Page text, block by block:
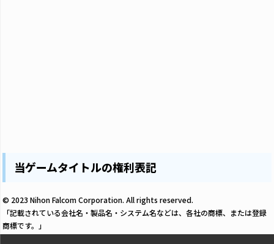
当ゲームタイトルの権利表記
© 2023 Nihon Falcom Corporation. All rights reserved.
「記載されている会社名・製品名・システム名などは、各社の商標、または登録
商標です。」